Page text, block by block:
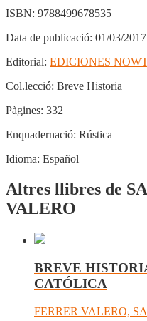
ISBN: 9788499678535
Data de publicació: 01/03/2017
Editorial: EDICIONES
Col.lecció: Breve Historia
Pàgines: 332
Enquadernació: Rústica
Idioma: Español
Altres llibres de
VALERO
BREVE
CATÓLICA
FERRER VALERO,